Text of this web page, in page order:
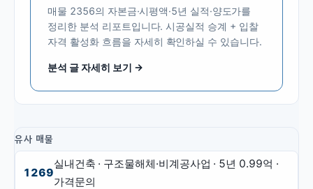
매물 2356의 자본금·시평액·5년 실적·양도가를
정리한 분석 리포트입니다. 시공실적 승계 + 입찰
자격 활성화 흐름을 자세히 확인하실 수 있습니다.
분석 글 자세히 보기 →
유사 매물
1269
실내건축 · 구조물해체·비계공사업 · 5년 0.99억 ·
가격문의